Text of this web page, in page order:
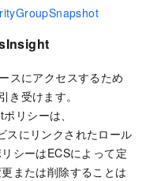
スにアクセスするため
受けます。
リシーは、
にリンクされたロール
シーはECSによって定
または削除することは